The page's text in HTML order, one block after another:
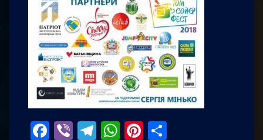
Facebook
ViberTelegram
WhatsApp
Pinterest